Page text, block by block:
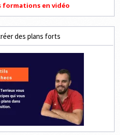
formations en vidéo
des plans forts